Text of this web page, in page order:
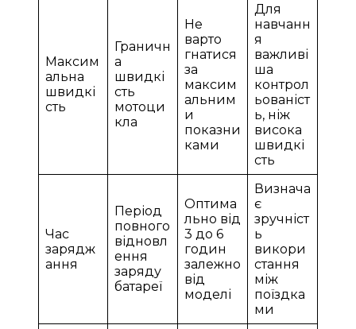
Максим
альна
швидкі
сть
Граничн
а
швидкі
сть
мотоци
кла
Не
варто
гнатися
за
максим
альним
и
показни
ками
Для
навчанн
я
важливі
ша
контрол
ьованіст
ь, ніж
висока
швидкі
сть
Час
зарядж
ання
Період
повного
відновл
ення
заряду
батареї
Оптима
льно від
3 до 6
годин
залежно
від
моделі
Визнача
є
зручніст
ь
викори
стання
між
поїздка
ми